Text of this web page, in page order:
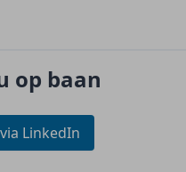
op baan
LinkedIn